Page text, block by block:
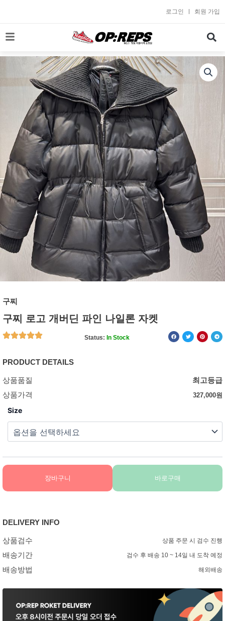
로
로그인 회원 가입
구찌
구찌 로고 개버딘 파인 나일론 자켓
Status: In Stock
PRODUCT DETAILS
상품품질
최고등급
상품가격
327,000원
Size
장바구니 바로구매
DELIVERY INFO
상품검수 상품 주문 시 검수 진행
배송기간 검수 후 배송 10 ~ 14일 내 도착 예정
배송방법 해외배송